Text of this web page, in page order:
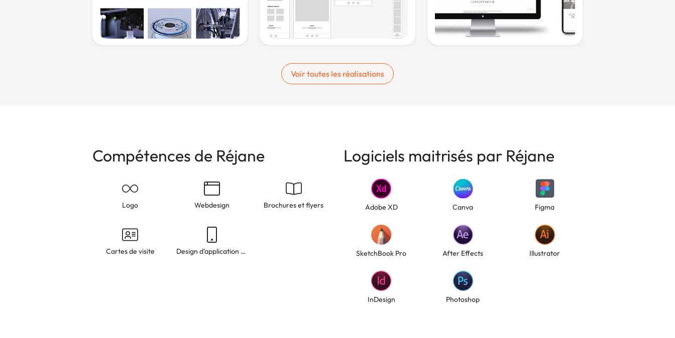
Voir toutes les réalisations
Compétences de Réjane
Logo Webdesign Brochures et flyers
Cartes de visite Design d'application mobile
Logiciels maitrisés par Réjane
Adobe XD Canva Figma
SketchBook Pro After Effects Illustrator
InDesign Photoshop